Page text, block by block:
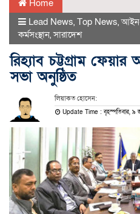
Home
Lead News, Top News,
কর্মসংস্থান,সারাদেশ
রিহ্যাব চট্টগ্রাম ফেয়ার
সভা অনুষ্ঠিত
লিয়াকত হোসেন:
Update Time : বৃহস্পতিবার, ৯